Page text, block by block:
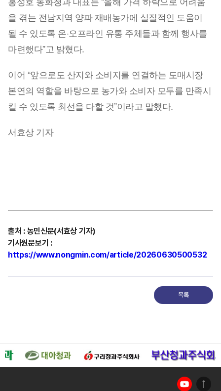
을 겪는 전남지역 양파 재배농가에 실질적인 도움이
될 수 있도록 온·오프라인 유통 주체들과 함께 행사를
마련했다”고 밝혔다.
이어 “앞으로도 산지와 소비지를 연결하는 도매시장
본연의 역할을 바탕으로 농가와 소비자 모두를 만족시
킬 수 있도록 최선을 다할 것”이라고 말했다.
서효상 기자
출처 : 농민신문(서효상 기자)
기사원문보기 :
https://www.nongmin.com/article/20260630500532
목록